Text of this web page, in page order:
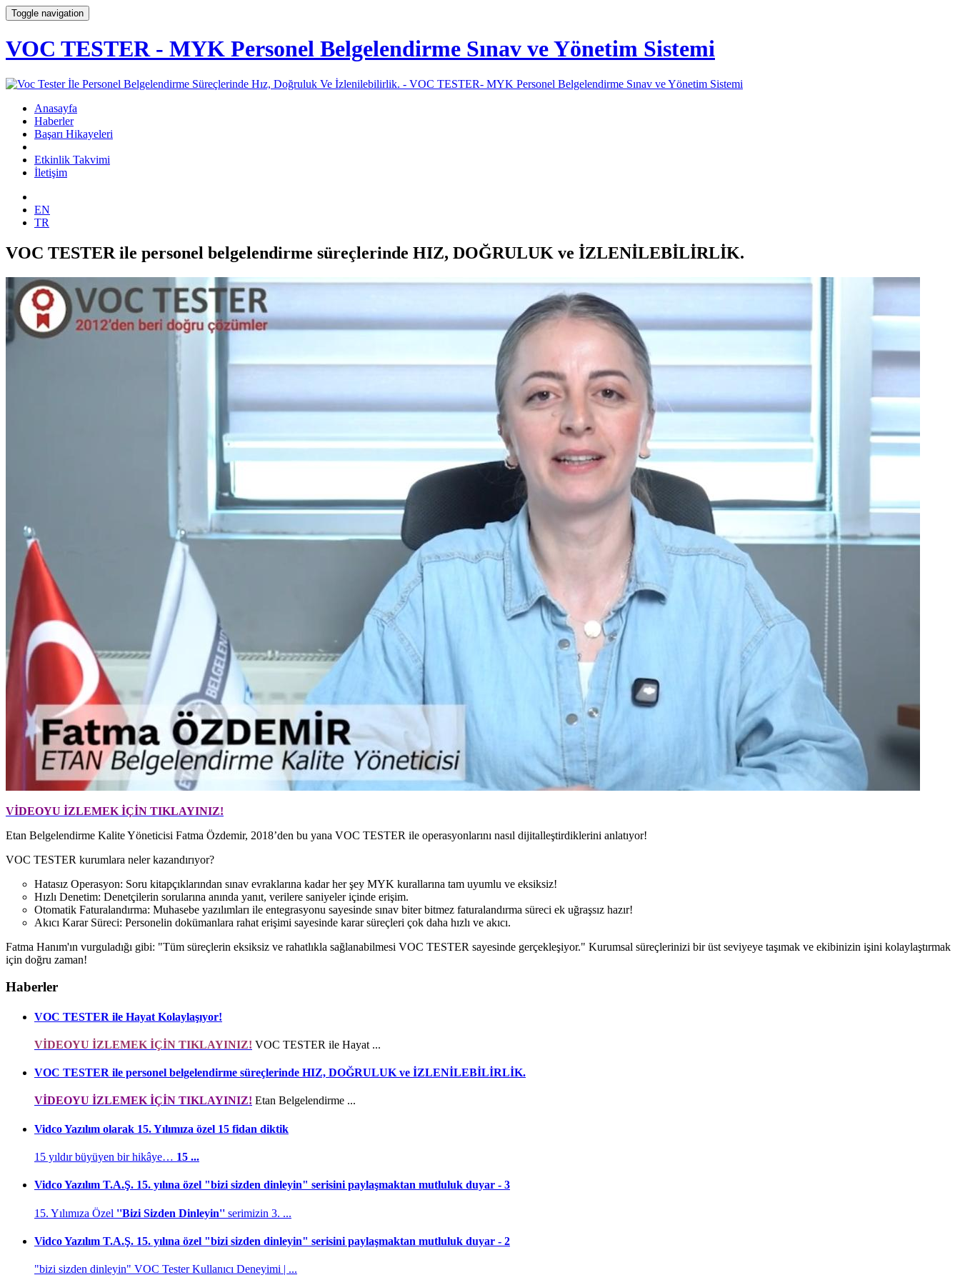
Toggle navigation
VOC TESTER - MYK Personel Belgelendirme Sınav ve Yönetim Sistemi
Anasayfa
Haberler
Başarı Hikayeleri
Etkinlik Takvimi
İletişim
EN
TR
VOC TESTER ile personel belgelendirme süreçlerinde HIZ, DOĞRULUK ve İZLENİLEBİLİRLİK.
VİDEOYU İZLEMEK İÇİN TIKLAYINIZ!
Etan Belgelendirme Kalite Yöneticisi Fatma Özdemir, 2018’den bu yana VOC TESTER ile operasyonlarını nasıl dijitalleştirdiklerini anlatıyor!
VOC TESTER kurumlara neler kazandırıyor?
Hatasız Operasyon: Soru kitapçıklarından sınav evraklarına kadar her şey MYK kurallarına tam uyumlu ve eksiksiz!
Hızlı Denetim: Denetçilerin sorularına anında yanıt, verilere saniyeler içinde erişim.
Otomatik Faturalandırma: Muhasebe yazılımları ile entegrasyonu sayesinde sınav biter bitmez faturalandırma süreci ek uğraşsız hazır!
Akıcı Karar Süreci: Personelin dokümanlara rahat erişimi sayesinde karar süreçleri çok daha hızlı ve akıcı.
Fatma Hanım'ın vurguladığı gibi: "Tüm süreçlerin eksiksiz ve rahatlıkla sağlanabilmesi VOC TESTER sayesinde gerçekleşiyor." Kurumsal süreçlerinizi bir üst seviyeye taşımak ve ekibinizin işini kolaylaştırmak
için doğru zaman!
Haberler
VOC TESTER ile Hayat Kolaylaşıyor!
VİDEOYU İZLEMEK İÇİN TIKLAYINIZ! VOC TESTER ile Hayat ...
VOC TESTER ile personel belgelendirme süreçlerinde HIZ, DOĞRULUK ve İZLENİLEBİLİRLİK.
VİDEOYU İZLEMEK İÇİN TIKLAYINIZ! Etan Belgelendirme ...
Vidco Yazılım olarak 15. Yılımıza özel 15 fidan diktik
15 yıldır büyüyen bir hikâye… 15 ...
Vidco Yazılım T.A.Ş. 15. yılına özel "bizi sizden dinleyin" serisini paylaşmaktan mutluluk duyar - 3
15. Yılımıza Özel ''Bizi Sizden Dinleyin'' serimizin 3. ...
Vidco Yazılım T.A.Ş. 15. yılına özel "bizi sizden dinleyin" serisini paylaşmaktan mutluluk duyar - 2
"bizi sizden dinleyin" VOC Tester Kullanıcı Deneyimi | ...